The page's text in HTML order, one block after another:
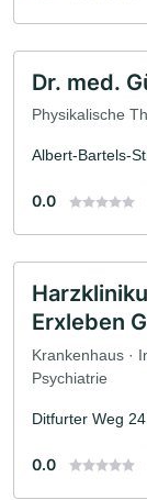
Dr. med.
Physikalische
Albert-Bartels-
0.0
Erxleben
Krankenhaus ·
Psychiatrie
Ditfurter Weg
0.0